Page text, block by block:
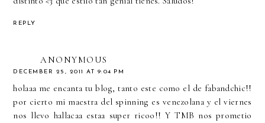
REPLY
ANONYMOUS
DECEMBER 25, 2011 AT 9:04 PM
holaaa me encanta tu blog, tanto este como el de fabandchic!!
por cierto mi maestra del spinning es venezolana y el viernes
nos llevo hallacaa estaa super ricoo!! Y TMB nos prometio